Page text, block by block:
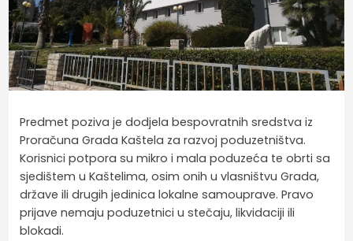
Predmet poziva je dodjela bespovratnih sredstva iz
Proračuna Grada Kaštela za razvoj poduzetništva.
Korisnici potpora su mikro i mala poduzeća te obrti sa
sjedištem u Kaštelima, osim onih u vlasništvu Grada,
države ili drugih jedinica lokalne samouprave. Pravo
prijave nemaju poduzetnici u stečaju, likvidaciji ili
blokadi.